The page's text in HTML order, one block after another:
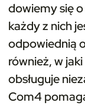
dowiemy się
każdy z nich
odpowiednią
również, w
obsługuje
Com4